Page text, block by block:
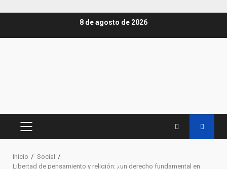
8 de agosto de 2026
MENÚ
Inicio
Social
Libertad de pensamiento y religión: ¿un derecho fundamental en